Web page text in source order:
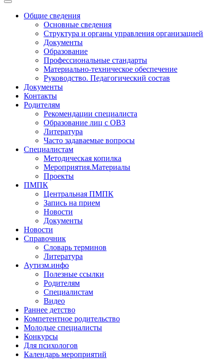
Toggle
navigationОбщие сведения
Основные сведения
Структура и органы управления организацией
Документы
Образование
Профессиональные стандарты
Материально-техническое обеспечение
Руководство. Педагогический состав
Документы
Контакты
Родителям
Рекомендации специалиста
Образование лиц с ОВЗ
Литература
Часто задаваемые вопросы
Специалистам
Методическая копилка
Мероприятия.Материалы
Проекты
ПМПК
Центральная ПМПК
Запись на прием
Новости
Документы
Новости
Справочник
Словарь терминов
Литература
Аутизм.инфо
Полезные ссылки
Родителям
Специалистам
Видео
Раннее детство
Компетентное родительство
Молодые специалисты
Конкурсы
Для психологов
Календарь мероприятий